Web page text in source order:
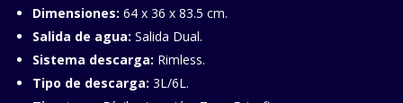
Dimensiones: 64 x 36 x 83.5 cm.
Salida de agua: Salida Dual.
Sistema descarga: Rimless.
Tipo de descarga: 3L/6L.